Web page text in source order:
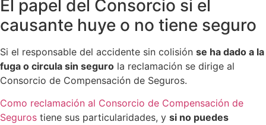
El papel del Consorcio si el
causante huye o no tiene seguro
Si el responsable del accidente sin colisión se ha dado a la
fuga o circula sin seguro la reclamación se dirige al
Consorcio de Compensación de Seguros.
Como reclamación al Consorcio de Compensación de
Seguros tiene sus particularidades, y si no puedes